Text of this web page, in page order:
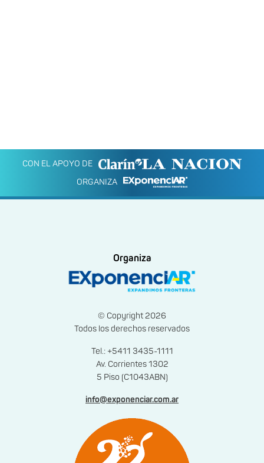
CON EL APOYO DE
ORGANIZA
Organiza
© Copyright 2026
Todos los derechos reservados
Tel.: +5411 3435-1111
Av. Corrientes 1302
5 Piso (C1043ABN)
info@exponenciar.com.ar